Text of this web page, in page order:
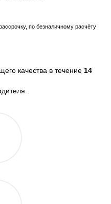
по безналичному расчёту
качества в течение 14
.